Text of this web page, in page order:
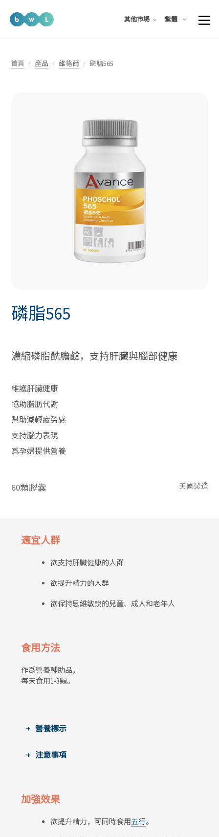
其他市場 繁體
首頁 產品 維格爾 磷脂565
磷脂565
濃縮磷脂酰膽鹼，支持肝臟與腦部健康
維護肝臟健康
協助脂肪代謝
幫助減輕疲勞感
支持腦力表現
爲孕婦提供營養
60顆膠囊 美國製造
適宜人群
欲支持肝臟健康的人群
欲提升精力的人群
欲保持思維敏銳的兒童、成人和老年人
食用方法
作爲營養輔助品，
每天食用1-3顆。
營養標示
注意事項
加強效果
欲提升精力，可同時食用五行。